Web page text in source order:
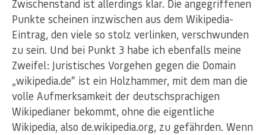
Zwischenstand ist allerdings klar. Die angegriffenen
Punkte scheinen inzwischen aus dem Wikipedia-
Eintrag, den viele so stolz verlinken, verschwunden
zu sein. Und bei Punkt 3 habe ich ebenfalls meine
Zweifel: Juristisches Vorgehen gegen die Domain
„wikipedia.de“ ist ein Holzhammer, mit dem man die
volle Aufmerksamkeit der deutschsprachigen
Wikipedianer bekommt, ohne die eigentliche
Wikipedia, also de.wikipedia.org, zu gefährden. Wenn